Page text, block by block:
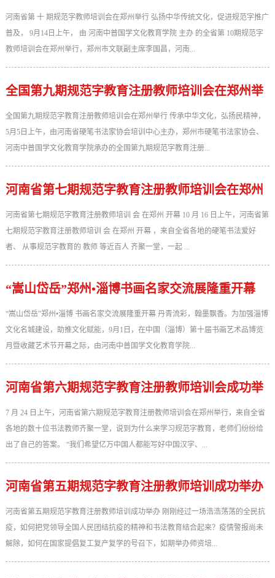
河南省第 十 期规范字教师培训会在郑州举行 弘扬中华传统文化，促进规范字推广
普及， 9月14日上午， 由 河南中普国学文化教育学院 主办 的全省第 10期规范字
教师培训会在郑州举行，郑州市文联副主席李国昌，河南...
全国第九期规范字教育注册教师培训会在郑州举
行
全国第九期规范字教育注册教师培训会在郑州举行 传承中华文化，弘扬民精神，
5月5日上午，由河南省硬笔书法家协会培训中心主办，郑州市硬笔书法家协会、
河南中普国学文化教育学院承办的全国第九期规范字教育注册...
河南省第七期规范字教育注册教师培训会在郑州
开幕
河南省第七期规范字教育注册教师培训 会 在郑州 开幕 10 月 16 日上午，河南省第
七期规范字教育注册教师培训 会 在郑州 开幕 ，来自全省各地的硬笔书法爱好
者、 从事规范字教育的 教师 等近百人 齐聚一堂，一起 ...
“嵩山岱岳”郑州•淄博书画名家交流展隆重开幕
“嵩山岱岳”郑州•淄博 书画名家交流展隆重开幕 丹青流彩，翰墨飘香。为加强淄博
文化名城建设，助推文化赋能，9月1日，在中国（淄博）第十届书画艺术品博览
月暨收藏艺术节开幕之际，由河南中普国学文化教育学院...
河南省第六期规范字教育注册教师培训会成功举
办
7 月 24 日上午，河南省第六期规范字教育注册教师培训会在郑州举行，来自全省
各地的数十位书法教师齐聚一堂，说到为什么来学习规范字教育，老师们纷纷给
出了自己的答案。 “我们希望亿万中国人都能写好中国汉字、...
河南省第五期规范字教育注册教师培训成功举办
河南省第五期规范字教育注册教师培训成功举办 刚刚经过一场浩浩荡荡的全民抗
疫，如何把党领导全国人民团结抗疫的精神和书法教育结合起来？疫情警报尚未
解除，如何在国家提倡复工复产复学的号召下，如期举办师资培...